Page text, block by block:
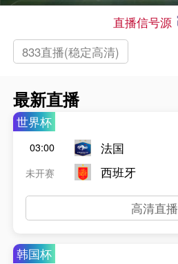
直播信号源
833直播(稳定高清)
最新直播
世界杯
03:00
未开赛
法国
西班牙
高清直播
韩国杯